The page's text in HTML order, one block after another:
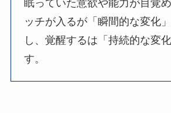
眠っていた意欲や能力が目覚
ッチが入るが「瞬間的な変化
し、覚醒するは「持続的な変
す。